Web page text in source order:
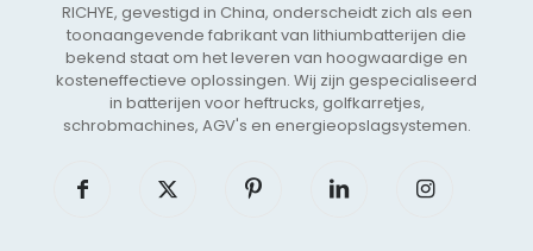
RICHYE, gevestigd in China, onderscheidt zich als een
toonaangevende fabrikant van lithiumbatterijen die
bekend staat om het leveren van hoogwaardige en
kosteneffectieve oplossingen. Wij zijn gespecialiseerd
in batterijen voor heftrucks, golfkarretjes,
schrobmachines, AGV's en energieopslagsystemen.